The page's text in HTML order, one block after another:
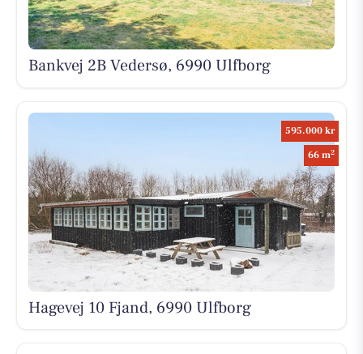
Bankvej 2B Vedersø, 6990 Ulfborg
595.000 kr
66 m2
Hagevej 10 Fjand, 6990 Ulfborg